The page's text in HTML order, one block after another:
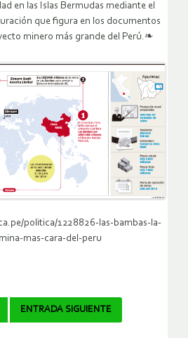
en las Islas Bermudas mediante el
que figura en los documentos
minero más grande del Perú.❧
politica/1228826-las-bambas-la-
mas-cara-del-peru
ENTRADA SIGUIENTE